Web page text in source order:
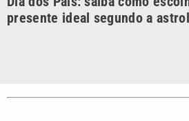
VTV é afiliada do SBT na